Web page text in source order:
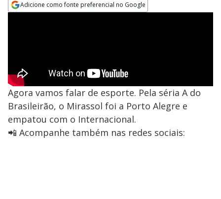
Adicione como fonte preferencial no Google
Agora vamos falar de esporte. Pela séria A do
Brasileirão, o Mirassol foi a Porto Alegre e
empatou com o Internacional.
📲 Acompanhe também nas redes sociais: